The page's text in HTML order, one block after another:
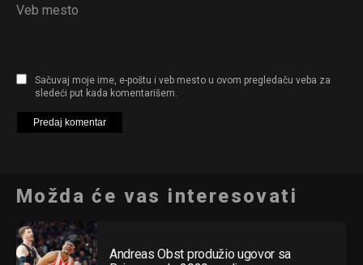
Veb mesto
Sačuvaj moje ime, e-poštu i veb mesto u ovom pregledaču veba za
sledeći put kada komentarišem.
Možda će vas interesovati
Andreas Obst produžio ugovor sa